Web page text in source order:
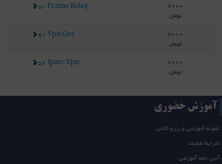
50 Frame Relay
7000
تومان
51 Vpn Gre
7000
تومان
52 Ipsec Vpn
7000
تومان
آموزش حضوری
تقویم آموزشی و رزرو کلاس
شرایط تخفیف
آئین نامه آموزشی